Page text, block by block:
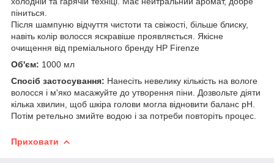
піниться.
Після шампуню відчуття чистоти та свіжості, більше блиску,
навіть колір волосся яскравіше проявляється. Якісне
очищення від преміального бренду HP Firenze
Об'єм: 1000 мл
Спосіб застосування: Нанесіть невелику кількість на вологе
волосся і м'яко масажуйте до утворення піни. Дозвольте діяти
кілька хвилин, щоб шкіра голови могла відновити баланс pH.
Потім ретельно змийте водою і за потреби повторіть процес.
Приховати